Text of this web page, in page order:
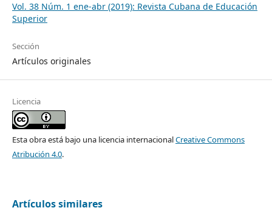
Vol. 38 Núm. 1 ene-abr (2019): Revista Cubana de Educación
Superior
Sección
Artículos originales
Licencia
Esta obra está bajo una licencia internacionalCreative Commons
Atribución 4.0.
Artículos similares